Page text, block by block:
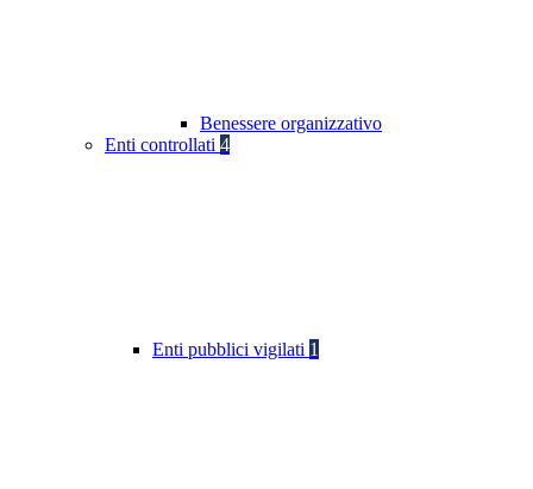
Benessere organizzativo
Enti controllati 4
Enti pubblici vigilati 1